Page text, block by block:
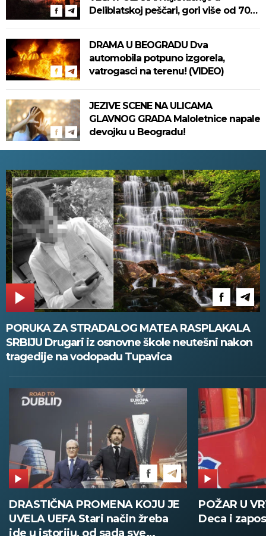
Deliblatskoj peščari, gori više od 700
DRAMA U BEOGRADU Dva
automobila potpuno izgorela,
vatrogasci na terenu! (VIDEO)
JEZIVE SCENE NA ULICAMA
GLAVNOG GRADA Maloletnice napale
devojku u Beogradu!
PORUKA ZA STRADALOG MATEA RASPLAKALA
SRBIJU Drugari iz osnovne škole neutešni nakon
tragedije na vodopadu Tupavica
DRASTIČNA PROMENA KOJU JE
UVELA UEFA Stari način žreba
ide u istoriju, od sada sve
POŽAR U
Deca i